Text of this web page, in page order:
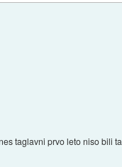
taglavni prvo leto niso bili